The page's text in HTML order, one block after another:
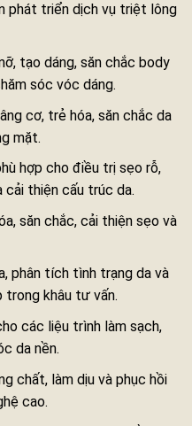
phát triển dịch vụ triệt lông
tạo dáng, săn chắc body
sóc vóc dáng.
cơ, trẻ hóa, săn chắc da
mặt.
hợp cho điều trị sẹo rỗ,
thiện cấu trúc da.
săn chắc, cải thiện sẹo và
phân tích tình trạng da và
trong khâu tư vấn.
các liệu trình làm sạch,
da nền.
chất, làm dịu và phục hồi
cao.